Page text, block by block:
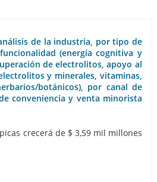
de la industria, por tipo de
(energía cognitiva y
de electrolitos, apoyo al
y minerales, vitaminas,
botánicos), por canal de
conveniencia y venta minorista
crecerá de $ 3,59 mil millones